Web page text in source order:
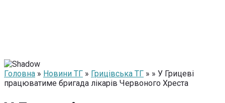
Головна » Новини ТГ » Грицівська ТГ » » У Грицеві
працюватиме бригада лікарів Червоного Хреста